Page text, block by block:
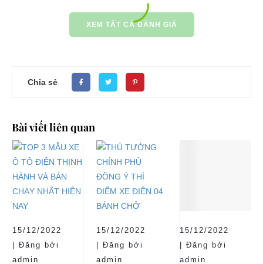
XEM TẤT CẢ ĐÁNH GIÁ
Chia sẻ
Bài viết liên quan
15/12/2022
| Đăng bởi
admin
15/12/2022
| Đăng bởi
admin
15/12/2022
| Đăng bởi
admin